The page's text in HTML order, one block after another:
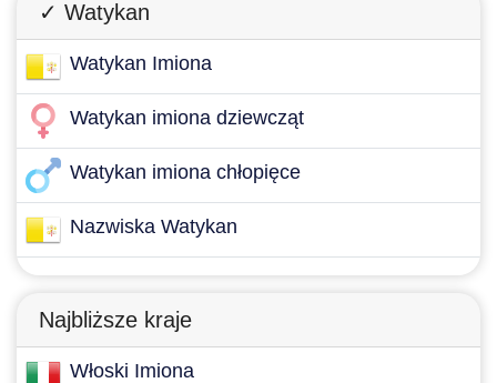
✓ Watykan
Watykan Imiona
Watykan imiona dziewcząt
Watykan imiona chłopięce
Nazwiska Watykan
Najbliższe kraje
Włoski Imiona